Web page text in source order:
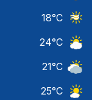
18°C
24°C
21°C
25°C